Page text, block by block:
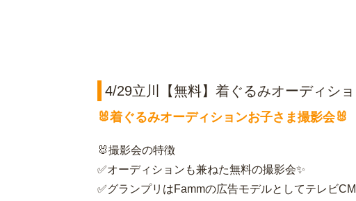
4/29立川【無料】着ぐるみオーディシ
🐰着ぐるみオーディションお子さま撮影会🐰
🐰撮影会の特徴
✅オーディションも兼ねた無料の撮影会✨
✅グランプリはFammの広告モデルとしてテレビ